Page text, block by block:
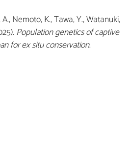
Nemoto, K., Tawa, Y., Watanuki,
Population genetics of captive
for ex situ conservation.